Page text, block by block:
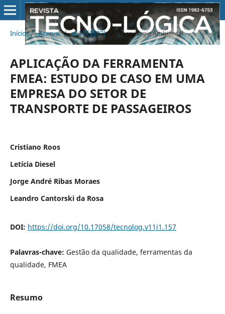
Início / Acervo / v. 11 (2007) Tecnologia Ambiental
APLICAÇÃO DA FERRAMENTA
FMEA: ESTUDO DE CASO EM UMA
EMPRESA DO SETOR DE
TRANSPORTE DE PASSAGEIROS
Cristiano Roos
Letícia Diesel
Jorge André Ribas Moraes
Leandro Cantorski da Rosa
DOI: https://doi.org/10.17058/tecnolog.v11i1.157
Palavras-chave: Gestão da qualidade, ferramentas da
qualidade, FMEA
Resumo